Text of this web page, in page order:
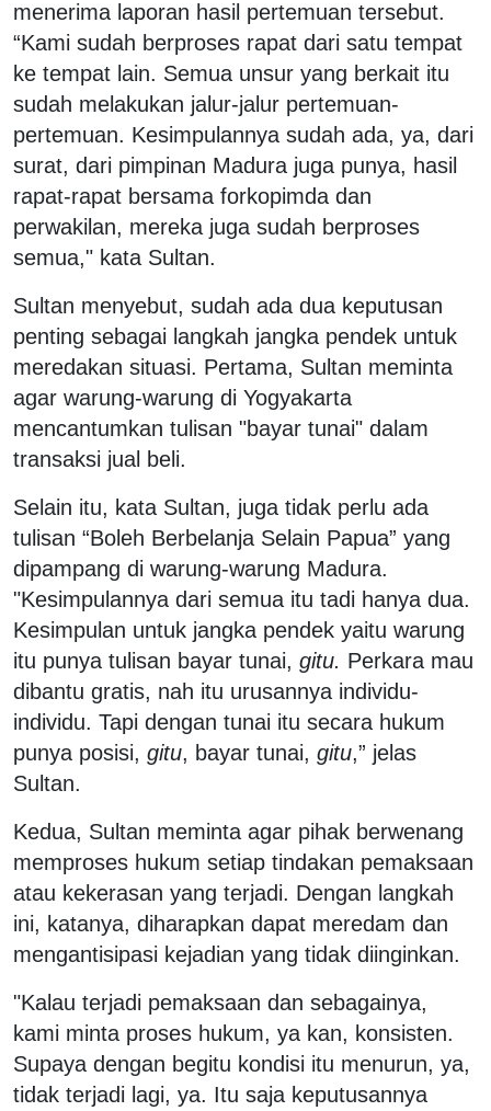
menerima laporan hasil pertemuan tersebut.
“Kami sudah berproses rapat dari satu tempat
ke tempat lain. Semua unsur yang berkait itu
sudah melakukan jalur-jalur pertemuan-
pertemuan. Kesimpulannya sudah ada, ya, dari
surat, dari pimpinan Madura juga punya, hasil
rapat-rapat bersama forkopimda dan
perwakilan, mereka juga sudah berproses
semua," kata Sultan.
Sultan menyebut, sudah ada dua keputusan
penting sebagai langkah jangka pendek untuk
meredakan situasi. Pertama, Sultan meminta
agar warung-warung di Yogyakarta
mencantumkan tulisan "bayar tunai" dalam
transaksi jual beli.
Selain itu, kata Sultan, juga tidak perlu ada
tulisan “Boleh Berbelanja Selain Papua” yang
dipampang di warung-warung Madura.
"Kesimpulannya dari semua itu tadi hanya dua.
Kesimpulan untuk jangka pendek yaitu warung
itu punya tulisan bayar tunai, gitu. Perkara mau
dibantu gratis, nah itu urusannya individu-
individu. Tapi dengan tunai itu secara hukum
punya posisi, gitu, bayar tunai, gitu,” jelas
Sultan.
Kedua, Sultan meminta agar pihak berwenang
memproses hukum setiap tindakan pemaksaan
atau kekerasan yang terjadi. Dengan langkah
ini, katanya, diharapkan dapat meredam dan
mengantisipasi kejadian yang tidak diinginkan.
"Kalau terjadi pemaksaan dan sebagainya,
kami minta proses hukum, ya kan, konsisten.
Supaya dengan begitu kondisi itu menurun, ya,
tidak terjadi lagi, ya. Itu saja keputusannya